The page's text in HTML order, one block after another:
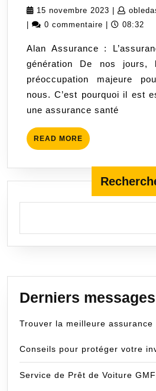
:
au
15 novembre 2023 15
novembre
0 commentaire 08:32
Alan Assurance :
génération De nos
préoccupation majeure
nous. C’est pourquoi il est
une assurance santé
READ MORE READ
MORE
Derniers messages
Trouver la meilleure
Conseils pour protéger votre
Service de Prêt de Voiture